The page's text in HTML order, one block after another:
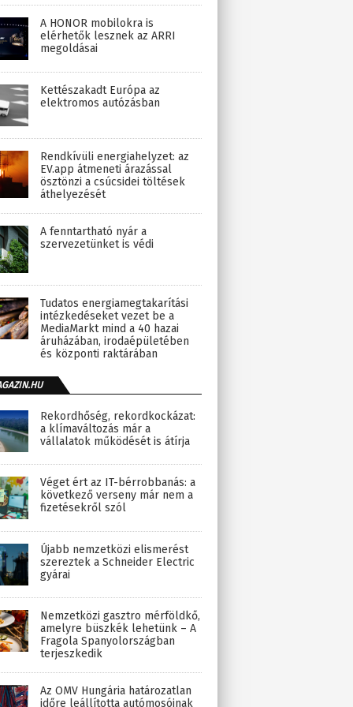
A HONOR mobilokra is
elérhetők lesznek az ARRI
megoldásai
Kettészakadt Európa az
elektromos autózásban
Rendkívüli energiahelyzet: az
EV.app átmeneti árazással
ösztönzi a csúcsidei töltések
áthelyezését
A fenntartható nyár a
szervezetünket is védi
Tudatos energiamegtakarítási
intézkedéseket vezet be a
MediaMarkt mind a 40 hazai
áruházában, irodaépületében
és központi raktárában
Rekordhőség, rekordkockázat:
a klímaváltozás már a
vállalatok működését is átírja
Véget ért az IT-bérrobbanás: a
következő verseny már nem a
fizetésekről szól
Újabb nemzetközi elismerést
szereztek a Schneider Electric
gyárai
Nemzetközi gasztro mérföldkő,
amelyre büszkék lehetünk – A
Fragola Spanyolországban
terjeszkedik
Az OMV Hungária határozatlan
időre leállította autómosóinak